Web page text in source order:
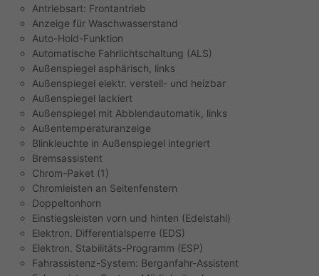
Antriebsart: Frontantrieb
Anzeige für Waschwasserstand
Auto-Hold-Funktion
Automatische Fahrlichtschaltung (ALS)
Außenspiegel asphärisch, links
Außenspiegel elektr. verstell- und heizbar
Außenspiegel lackiert
Außenspiegel mit Abblendautomatik, links
Außentemperaturanzeige
Blinkleuchte in Außenspiegel integriert
Bremsassistent
Chrom-Paket (1)
Chromleisten an Seitenfenstern
Doppeltonhorn
Einstiegsleisten vorn und hinten (Edelstahl)
Elektron. Differentialsperre (EDS)
Elektron. Stabilitäts-Programm (ESP)
Fahrassistenz-System: Berganfahr-Assistent